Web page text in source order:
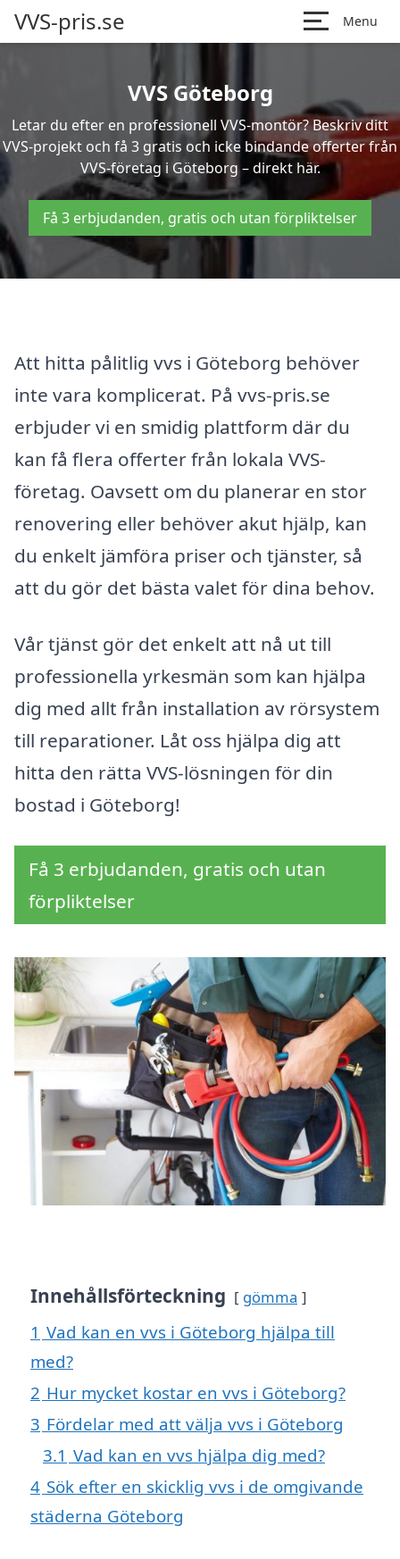
VVS-pris.se Menu
VVS Göteborg
Letar du efter en professionell VVS-montör? Beskriv ditt
VVS-projekt och få 3 gratis och icke bindande offerter från
VVS-företag i Göteborg – direkt här.
Få 3 erbjudanden, gratis och utan förpliktelser
Att hitta pålitlig vvs i Göteborg behöver
inte vara komplicerat. På vvs-pris.se
erbjuder vi en smidig plattform där du
kan få flera offerter från lokala VVS-
företag. Oavsett om du planerar en stor
renovering eller behöver akut hjälp, kan
du enkelt jämföra priser och tjänster, så
att du gör det bästa valet för dina behov.
Vår tjänst gör det enkelt att nå ut till
professionella yrkesmän som kan hjälpa
dig med allt från installation av rörsystem
till reparationer. Låt oss hjälpa dig att
hitta den rätta VVS-lösningen för din
bostad i Göteborg!
Få 3 erbjudanden, gratis och utan
förpliktelser
Innehållsförteckning gömma
1 Vad kan en vvs i Göteborg hjälpa till
med?
2 Hur mycket kostar en vvs i Göteborg?
3 Fördelar med att välja vvs i Göteborg
3.1 Vad kan en vvs hjälpa dig med?
4 Sök efter en skicklig vvs i de omgivande
städerna Göteborg